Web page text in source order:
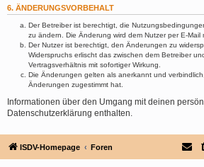
6. ÄNDERUNGSVORBEHALT
Der Betreiber ist berechtigt, die
zu ändern. Die Änderung wird dem Nutzer per E-Mail
Der Nutzer ist berechtigt, den Änderungen zu
Widerspruchs erlischt das zwischen dem Betreiber
Vertragsverhältnis mit sofortiger Wirkung.
Die Änderungen gelten als anerkannt und
Änderungen zugestimmt hat.
Informationen über den Umgang mit deinen
Datenschutzerklärung enthalten.
ISDV-Homepage Foren